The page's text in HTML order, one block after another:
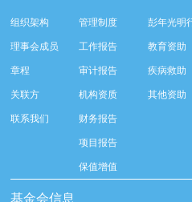
新起点上，基金会将始终坚守创立初
心，继续沿着余彭年先生的慈善足迹
步前行：一方面将持续巩固已有的品
公益项目优势，把帮扶资源更精准地
索适配新时代公益环境的创新路径，
动更多社会爱心力量，搭建更透明、
阔的角落，用实际行动践行"取之于社
会、用之于社会"的公益承诺。未来，
余彭年慈善基金会将在新一届理事
带领下，以更饱满的热忱投身公益慈
往日家中大大小小的农活，全都压
老伴一人肩上。此前季爷爷的左眼早
彻底失明，卧床的日子里视野一片昏
暗，行动受限再加上双目近乎失明，
人常常对往后的生活满心忧虑。得益
去年项目开展的右眼手术，如今他的
眼重获视力，平日里能够看清手机屏
幕，简单的日常起居也可以自己打理
少。聊天的时候季爷爷语气满是庆
幸：“本来走路就不利索，要是双眼都
看不见，真的不敢设想往后的日子
仪式后余彭年慈善基金会一行实地
了项目实施的一线情况，详细了解了
流程就诊环节。 探访结束后，我们一
开始对参与项目的患者进行了随机的
项目的患者进行了随机的回访。居住
松山区三道井子村的王奶奶左眼一直
检查治疗。村里的赵书记在走访过程
来到涟源市渡头塘乡洪家村。72岁
爷爷正在自家菜地里忙碌。他曾是村
见，另一只眼睛的视力也越来越差。
前，他看不清鱼塘的水位，也分不清
术后，眼睛亮堂多了！”老人笑着说。
现在，他能清楚地看到鱼塘里鱼儿游
杂草。尽管手部有残疾，但他在田埂
组织架构
理事会成员
章程
关联方
联系我们
管理制度
工作报告
审计报告
机构资质
财务报告
项目报告
保值增值
彭年光明
教育资助
疾病救助
其他资助
基金会信息